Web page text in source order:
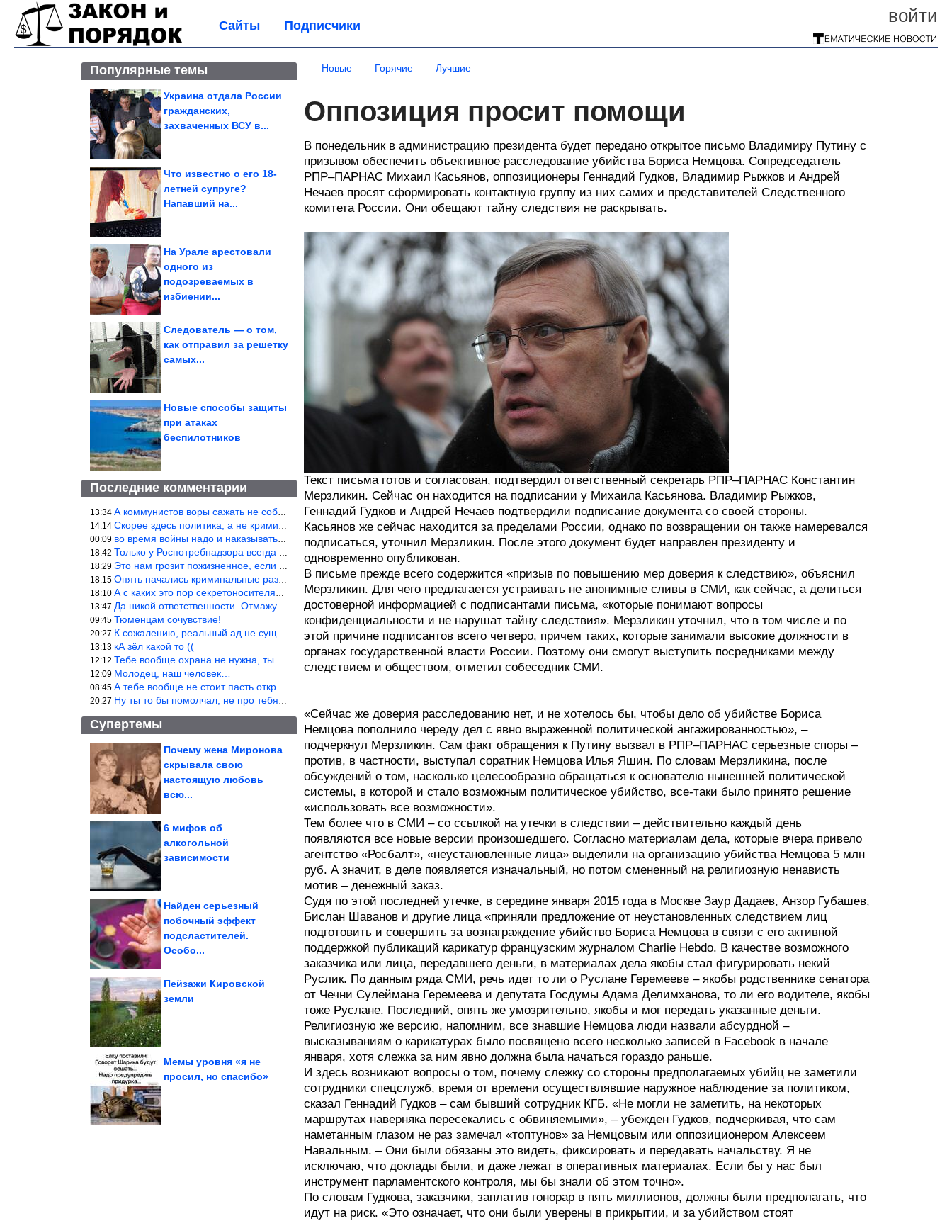
войти
Сайты Подписчики
Популярные темы
Украина отдала России
гражданских,
захваченных ВСУ в...
Что известно о его 18-
летней супруге?
Напавший на...
На Урале арестовали
одного из
подозреваемых в
избиении...
Следователь — о том,
как отправил за решетку
самых...
Новые способы защиты
при атаках
беспилотников
Последние комментарии
13:34 А коммунистов воры сажать не собираются ???
14:14 Скорее здесь политика, а не криминал. Хотя эти два понятия начин
00:09 во время войны надо и наказывать по законам военного времени, а
18:42 Только у Роспотребнадзора всегда и все в порядке! Когда касается
18:29 Это нам грозит пожизненное, если только грозно посмотреть в их с
18:15 Опять начались криминальные разборки аля 90е!
18:10 А с каких это пор секретоносителям положена охрана? Это его зада
13:47 Да никой ответственности. Отмажутся.
09:45 Тюменцам сочувствие!
20:27 К сожалению, реальный ад не существует.
13:13 кА зёл какой то ((
12:12 Тебе вообще охрана не нужна, ты никакой ценности не представляеш
12:09 Молодец, наш человек…
08:45 А тебе вообще не стоит пасть открывать! Не с тобой общаются!
20:27 Ну ты то бы помолчал, не про тебя речь.
Супертемы
Доказательства того,
животные...
Почему жена Миронова
скрывала свою
настоящую любовь
всю...
6 мифов об
алкогольной
зависимости
Найден серьезный
побочный эффект
подсластителей.
Особо...
Пейзажи Кировской
земли
Мемы уровня «я не
просил, но спасибо»
Новые Горячие Лучшие
Оппозиция просит помощи
В понедельник в администрацию президента будет передано открытое письмо Владимиру Путину с
призывом обеспечить объективное расследование убийства Бориса Немцова. Сопредседатель
РПР–ПАРНАС Михаил Касьянов, оппозиционеры Геннадий Гудков, Владимир Рыжков и Андрей
Нечаев просят сформировать контактную группу из них самих и представителей Следственного
комитета России. Они обещают тайну следствия не раскрывать.
Текст письма готов и согласован, подтвердил ответственный секретарь РПР–ПАРНАС Константин
Мерзликин. Сейчас он находится на подписании у Михаила Касьянова. Владимир Рыжков,
Геннадий Гудков и Андрей Нечаев подтвердили подписание документа со своей стороны.
Касьянов же сейчас находится за пределами России, однако по возвращении он также намеревался
подписаться, уточнил Мерзликин. После этого документ будет направлен президенту и
одновременно опубликован.
В письме прежде всего содержится «призыв по повышению мер доверия к следствию», объяснил
Мерзликин. Для чего предлагается устраивать не анонимные сливы в СМИ, как сейчас, а делиться
достоверной информацией с подписантами письма, «которые понимают вопросы
конфиденциальности и не нарушат тайну следствия». Мерзликин уточнил, что в том числе и по
этой причине подписантов всего четверо, причем таких, которые занимали высокие должности в
органах государственной власти России. Поэтому они смогут выступить посредниками между
следствием и обществом, отметил собеседник СМИ.
«Сейчас же доверия расследованию нет, и не хотелось бы, чтобы дело об убийстве Бориса
Немцова пополнило череду дел с явно выраженной политической ангажированностью», –
подчеркнул Мерзликин. Сам факт обращения к Путину вызвал в РПР–ПАРНАС серьезные споры –
против, в частности, выступал соратник Немцова Илья Яшин. По словам Мерзликина, после
обсуждений о том, насколько целесообразно обращаться к основателю нынешней политической
системы, в которой и стало возможным политическое убийство, все-таки было принято решение
«использовать все возможности».
Тем более что в СМИ – со ссылкой на утечки в следствии – действительно каждый день
появляются все новые версии произошедшего. Согласно материалам дела, которые вчера привело
агентство «Росбалт», «неустановленные лица» выделили на организацию убийства Немцова 5 млн
руб. А значит, в деле появляется изначальный, но потом смененный на религиозную ненависть
мотив – денежный заказ.
Судя по этой последней утечке, в середине января 2015 года в Москве Заур Дадаев, Анзор Губашев,
Бислан Шаванов и другие лица «приняли предложение от неустановленных следствием лиц
подготовить и совершить за вознаграждение убийство Бориса Немцова в связи с его активной
поддержкой публикаций карикатур французским журналом Charlie Hebdo. В качестве возможного
заказчика или лица, передавшего деньги, в материалах дела якобы стал фигурировать некий
Руслик. По данным ряда СМИ, речь идет то ли о Руслане Геремееве – якобы родственнике сенатора
от Чечни Сулеймана Геремеева и депутата Госдумы Адама Делимханова, то ли его водителе, якобы
тоже Руслане. Последний, опять же умозрительно, якобы и мог передать указанные деньги.
Религиозную же версию, напомним, все знавшие Немцова люди назвали абсурдной –
высказываниям о карикатурах было посвящено всего несколько записей в Facebook в начале
января, хотя слежка за ним явно должна была начаться гораздо раньше.
И здесь возникают вопросы о том, почему слежку со стороны предполагаемых убийц не заметили
сотрудники спецслужб, время от времени осуществлявшие наружное наблюдение за политиком,
сказал Геннадий Гудков – сам бывший сотрудник КГБ. «Не могли не заметить, на некоторых
маршрутах наверняка пересекались с обвиняемыми», – убежден Гудков, подчеркивая, что сам
наметанным глазом не раз замечал «топтунов» за Немцовым или оппозиционером Алексеем
Навальным. – Они были обязаны это видеть, фиксировать и передавать начальству. Я не
исключаю, что доклады были, и даже лежат в оперативных материалах. Если бы у нас был
инструмент парламентского контроля, мы бы знали об этом точно».
По словам Гудкова, заказчики, заплатив гонорар в пять миллионов, должны были предполагать, что
идут на риск. «Это означает, что они были уверены в прикрытии, и за убийством стоят